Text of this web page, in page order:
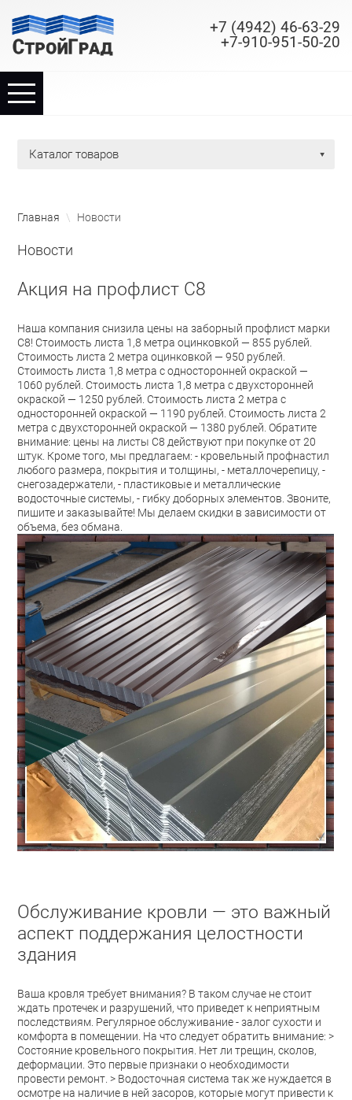
+7 (4942) 46-63-29
+7-910-951-50-20
TPL_PROTOSTAR_TOGGLE_MENU
Наши услуги
Производство
Новости
Контакты
каталог товаров
Главная \ Новости
Новости
Акция на профлист С8
Наша компания снизила цены на заборный профлист марки
С8! Стоимость листа 1,8 метра оцинковкой — 855 рублей.
Стоимость листа 2 метра оцинковкой — 950 рублей.
Стоимость листа 1,8 метра с односторонней окраской —
1060 рублей. Стоимость листа 1,8 метра с двухсторонней
окраской — 1250 рублей. Стоимость листа 2 метра с
односторонней окраской — 1190 рублей. Стоимость листа 2
метра с двухсторонней окраской — 1380 рублей. Обратите
внимание: цены на листы С8 действуют при покупке от 20
штук. Кроме того, мы предлагаем: - кровельный профнастил
любого размера, покрытия и толщины, - металлочерепицу, -
снегозадержатели, - пластиковые и металлические
водосточные системы, - гибку доборных элементов. Звоните,
пишите и заказывайте! Мы делаем скидки в зависимости от
объема, без обмана.
Обслуживание кровли — это важный
аспект поддержания целостности
здания
Ваша кровля требует внимания? В таком случае не стоит
ждать протечек и разрушений, что приведет к неприятным
последствиям. Регулярное обслуживание - залог сухости и
комфорта в помещении. На что следует обратить внимание: >
Состояние кровельного покрытия. Нет ли трещин, сколов,
деформации. Это первые признаки о необходимости
провести ремонт. > Водосточная система так же нуждается в
осмотре на наличие в ней засоров, которые могут привести к